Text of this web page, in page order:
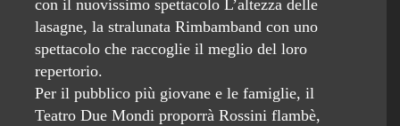
con il nuovissimo spettacolo L’altezza delle
lasagne, la stralunata Rimbamband con uno
spettacolo che raccoglie il meglio del loro
repertorio.
Per il pubblico più giovane e le famiglie, il
Teatro Due Mondi proporrà Rossini flambè,